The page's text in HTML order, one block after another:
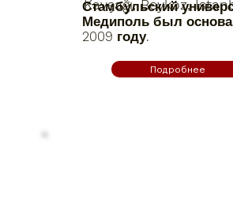
Kavşağı, Beykoz,
Стамбульский
Медиполь был
2009 году.
Подробнее